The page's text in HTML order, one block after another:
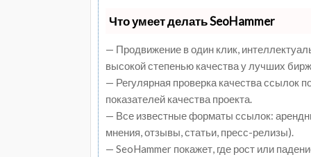
Что умеет делать SeoHammer
— Продвижение в один клик,
высокой степенью качества у лучших
— Регулярная проверка качества ссылок
показателей качества проекта.
— Все известные форматы ссылок:
мнения, отзывы, статьи, пресс-релизы).
— SeoHammer покажет, где рост или